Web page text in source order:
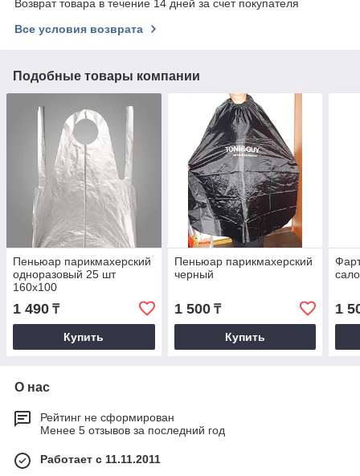
Возврат товара в течение 14 дней за счет покупателя
Все условия возврата
Подобные товары компании
Пеньюар парикмахерский
одноразовый 25 шт
160х100
1 490 ₸
Купить
Пеньюар парикмахерский
черный
1 500₸
Купить
1
О нас
Рейтинг не сформирован
Менее 5 отзывов за последний год
Работает с 11.11.2011